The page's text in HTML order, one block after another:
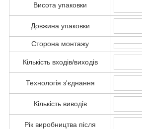
Висота упаковки
Довжина упаковки
Сторона монтажу
Кількість входів/виходів
Технологія з'єднання
Кількість виводів
Рік виробництва після